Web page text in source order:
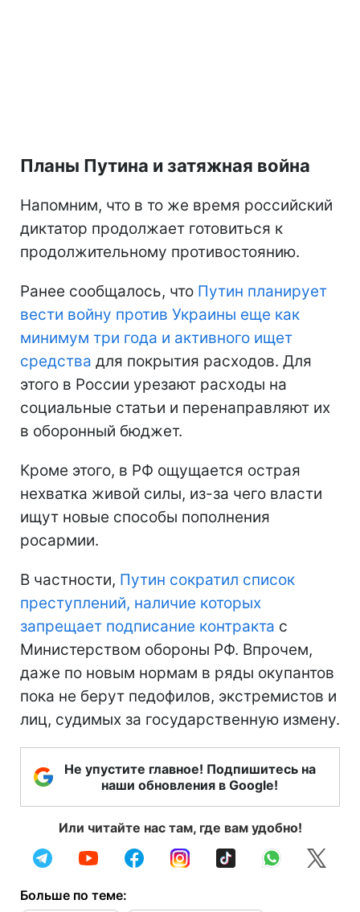
Планы Путина и затяжная война
Напомним, что в то же время российский
диктатор продолжает готовиться к
продолжительному противостоянию.
Ранее сообщалось, что Путин планирует
вести войну против Украины еще как
минимум три года и активного ищет
средства для покрытия расходов. Для
этого в России урезают расходы на
социальные статьи и перенаправляют их
в оборонный бюджет.
Кроме этого, в РФ ощущается острая
нехватка живой силы, из-за чего власти
ищут новые способы пополнения
росармии.
В частности, Путин сократил список
преступлений, наличие которых
запрещает подписание контракта с
Министерством обороны РФ. Впрочем,
даже по новым нормам в ряды окупантов
пока не берут педофилов, экстремистов и
лиц, судимых за государственную измену.
Не упустите главное! Подпишитесь на
наши обновления в Google!
Или читайте нас там, где вам удобно!
Больше по теме: